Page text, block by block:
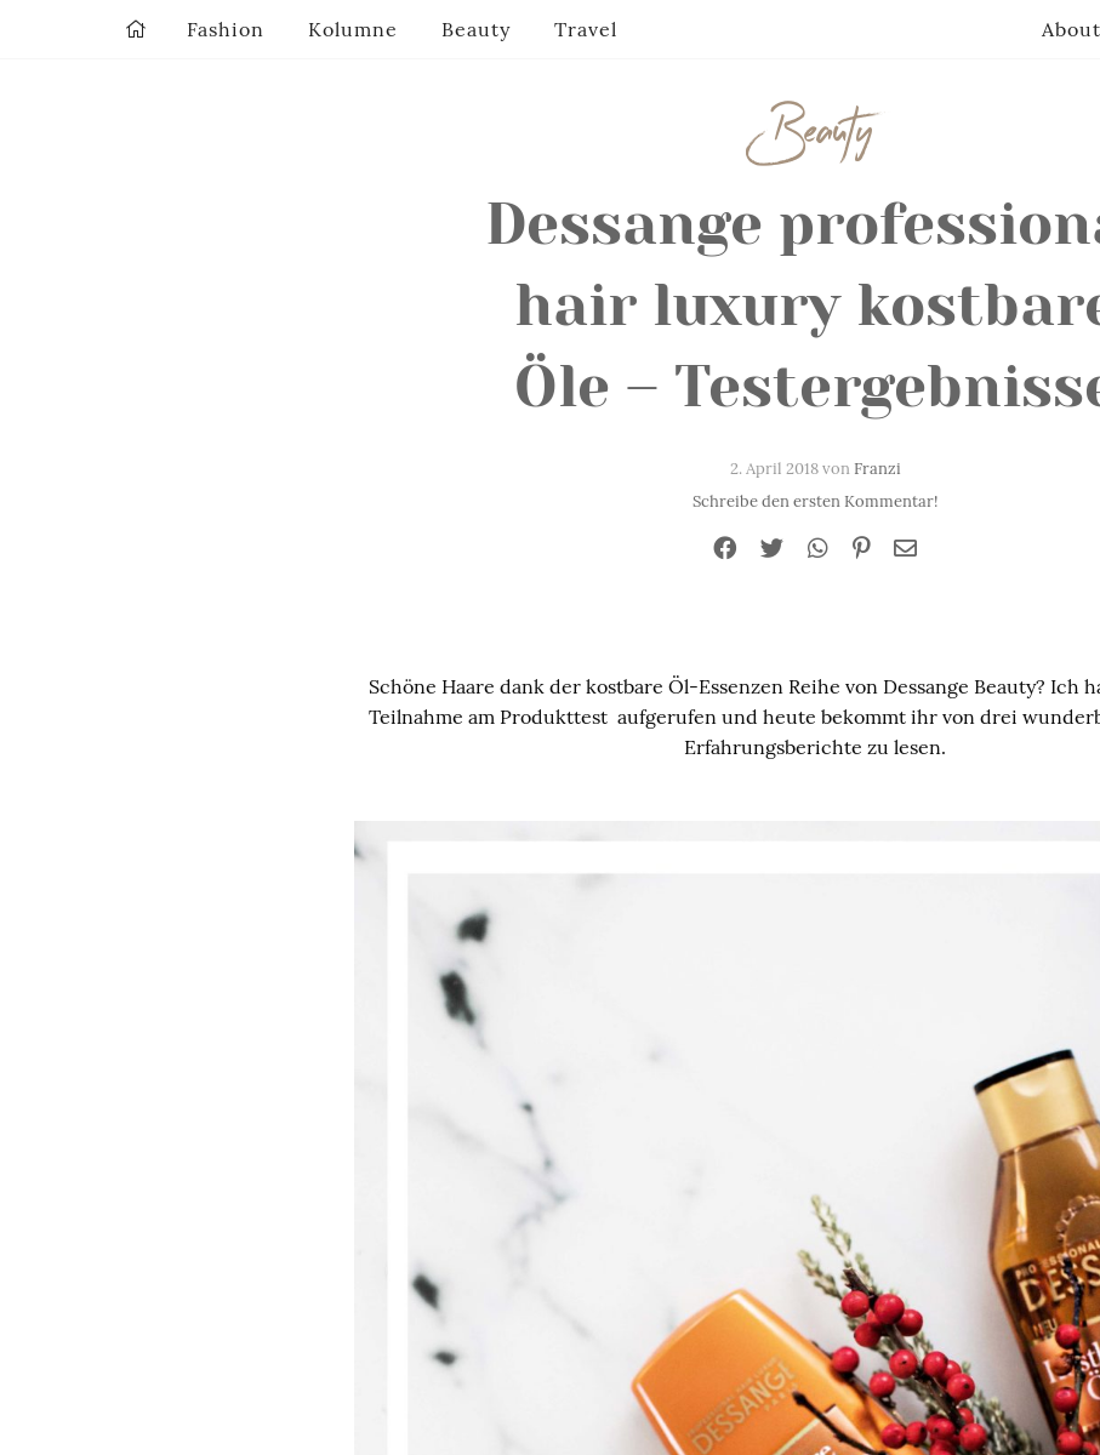
Beauty
Dessange
hair luxury
Öle –
2. April 2018 vonFranzi
Schreibe den ersten Kommentar!
Schöne Haare dank der kostbare Öl-Essenzen Reihe von Dessange Beauty? Ich
Teilnahme am Produkttest aufgerufen und heute bekommt ihr von drei
Erfahrungsberichte zu lesen.
Fashion Kolumne Beauty Travel